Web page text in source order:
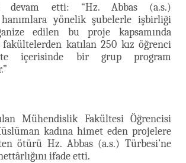
devam etti: “Hz. Abbas (a.s.)
hanımlara yönelik şubelerle işbirliği
edilen bu proje kapsamında
katılan 250 kız öğrenci
içerisinde bir grup program
Mühendislik Fakültesi Öğrencisi
kadına himet eden projelere
ötürü Hz. Abbas (a.s.) Türbesi’ne
ifade etti.